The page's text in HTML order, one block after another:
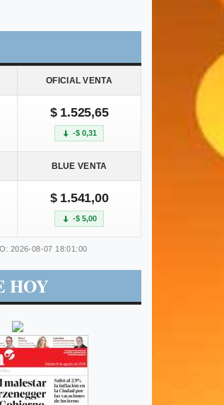
OFICIAL VENTA
$ 1.525,65
-$ 0,31
BLUE VENTA
$ 1.541,00
-$ 5,00
2026-08-07 18:01:00
HOY